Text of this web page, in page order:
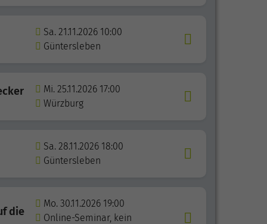
Sa. 21.11.2026 10:00
Güntersleben
Mi. 25.11.2026 17:00
Würzburg
Sa. 28.11.2026 18:00
Güntersleben
die
Mo. 30.11.2026 19:00
Online-Seminar, kein